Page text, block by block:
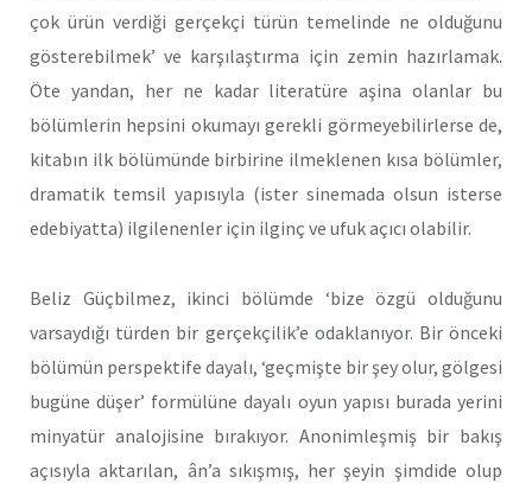
çok ürün verdiği gerçekçi türün temelinde ne olduğunu
gösterebilmek’ ve karşılaştırma için zemin hazırlamak.
Öte yandan, her ne kadar literatüre aşina olanlar bu
bölümlerin hepsini okumayı gerekli görmeyebilirlerse de,
kitabın ilk bölümünde birbirine ilmeklenen kısa bölümler,
dramatik temsil yapısıyla (ister sinemada olsun isterse
edebiyatta) ilgilenenler için ilginç ve ufuk açıcı olabilir.
Beliz Güçbilmez, ikinci bölümde ‘bize özgü olduğunu
varsaydığı türden bir gerçekçilik’e odaklanıyor. Bir önceki
bölümün perspektife dayalı, ‘geçmişte bir şey olur, gölgesi
bugüne düşer’ formülüne dayalı oyun yapısı burada yerini
minyatür analojisine bırakıyor. Anonimleşmiş bir bakış
açısıyla aktarılan, ân’a sıkışmış, her şeyin şimdide olup